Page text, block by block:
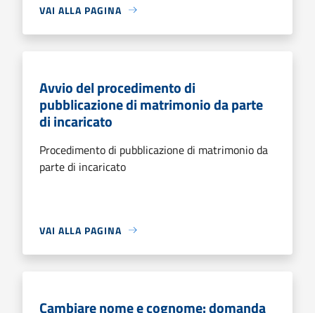
VAI ALLA PAGINA
Avvio del procedimento di
pubblicazione di matrimonio da parte
di incaricato
Procedimento di pubblicazione di matrimonio da
parte di incaricato
VAI ALLA PAGINA
Cambiare nome e cognome: domanda